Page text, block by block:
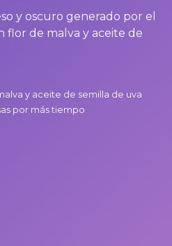
y oscuro generado por el
flor de malva y aceite de
y aceite de semilla de uva
por más tiempo